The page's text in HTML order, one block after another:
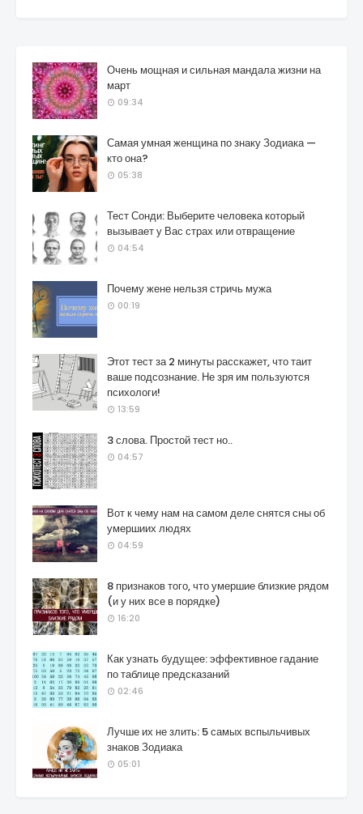
Очень мощная и сильная мандала жизни на
март
09:34
Самая умная женщина по знаку Зодиака —
кто она?
05:38
Тест Сонди: Выберите человека который
вызывает у Вас страх или отвращение
04:54
Почему жене нельзя стричь мужа
00:19
Этот тест за 2 минуты расскажет, что таит
ваше подсознание. Не зря им пользуются
психологи!
13:59
3 слова. Простой тест но..
04:57
Вот к чему нам на самом деле снятся сны об
умершиих людях
04:59
8 признаков того, что умершие близкие рядом
(и у них все в порядке)
16:20
Как узнать будущее: эффективное гадание
по таблице предсказаний
02:46
Лучше их не злить: 5 самых вспыльчивых
знаков Зодиака
05:01